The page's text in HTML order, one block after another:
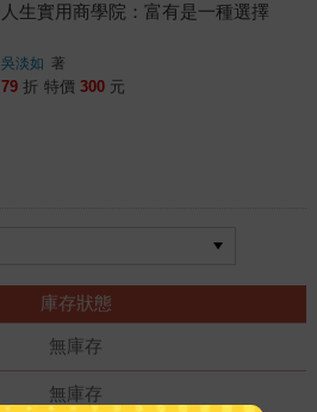
人生實用商學院：富有是一種選擇
吳淡如 著
79 折 特價 300 元
庫存狀態
無庫存
無庫存